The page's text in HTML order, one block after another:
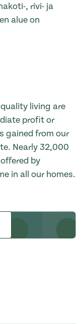
, rivi- ja
alue on
living are
profit or
gained from our
Nearly 32,000
by
in all our homes.